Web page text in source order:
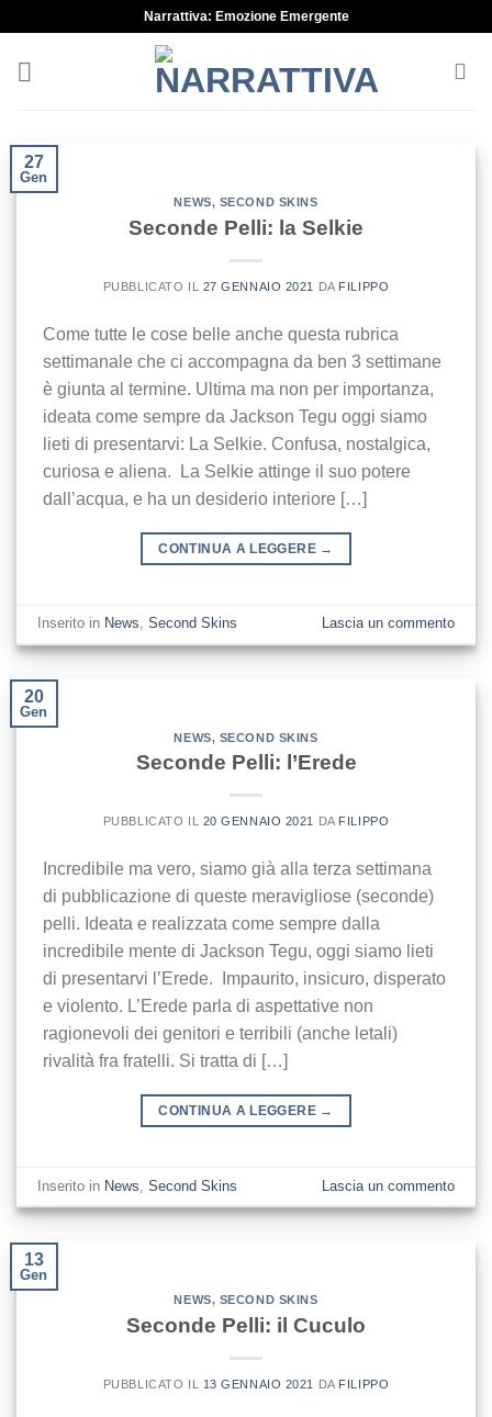
content
Narrattiva: Emozione Emergente
27
Gen
NEWS, SECOND SKINS
Seconde Pelli: la Selkie
PUBBLICATO IL 27 GENNAIO 2021 DA FILIPPO
Come tutte le cose belle anche questa rubrica
settimanale che ci accompagna da ben 3 settimane
è giunta al termine. Ultima ma non per importanza,
ideata come sempre da Jackson Tegu oggi siamo
lieti di presentarvi: La Selkie. Confusa, nostalgica,
curiosa e aliena. La Selkie attinge il suo potere
dall’acqua, e ha un desiderio interiore […]
CONTINUA A LEGGERE →
Inserito in News ,Second Skins Lascia un commento
20
Gen
NEWS, SECOND SKINS
Seconde Pelli: l’Erede
PUBBLICATO IL 20 GENNAIO 2021 DA FILIPPO
Incredibile ma vero, siamo già alla terza settimana
di pubblicazione di queste meravigliose (seconde)
pelli. Ideata e realizzata come sempre dalla
incredibile mente di Jackson Tegu, oggi siamo lieti
di presentarvi l’Erede. Impaurito, insicuro, disperato
e violento. L’Erede parla di aspettative non
ragionevoli dei genitori e terribili (anche letali)
rivalità fra fratelli. Si tratta di […]
CONTINUA A LEGGERE →
Inserito in News ,Second Skins Lascia un commento
13
Gen
NEWS, SECOND SKINS
Seconde Pelli: il Cuculo
PUBBLICATO IL 13 GENNAIO 2021 DA FILIPPO